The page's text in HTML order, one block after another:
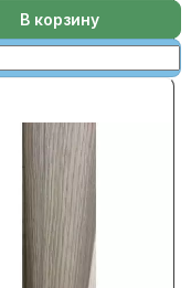
В корзину